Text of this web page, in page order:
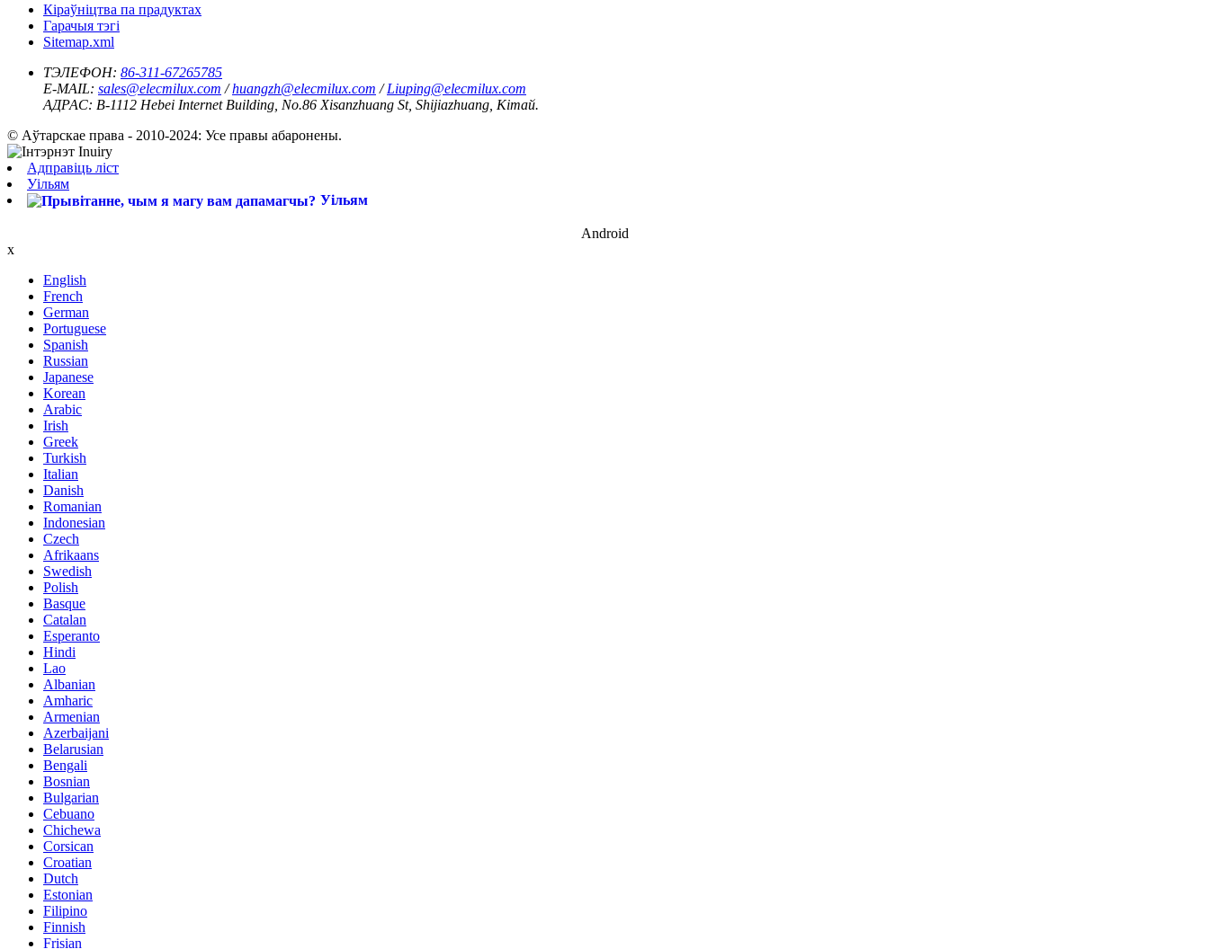
Кіраўніцтва па прадуктах
Гарачыя тэгі
Sitemap.xml
ТЭЛЕФОН: 86-311-67265785
E-MAIL: sales@elecmilux.com /huangzh@elecmilux.com /Liuping@elecmilux.com
АДРАС: B-1112 Hebei Internet Building, No.86 Xisanzhuang St, Shijiazhuang, Кітай.
© Аўтарскае права - 2010-2024: Усе правы абаронены.
Адправіць ліст
Уільям
Уільям
Android
x
English
French
German
Portuguese
Spanish
Russian
Japanese
Korean
Arabic
Irish
Greek
Turkish
Italian
Danish
Romanian
Indonesian
Czech
Afrikaans
Swedish
Polish
Basque
Catalan
Esperanto
Hindi
Lao
Albanian
Amharic
Armenian
Azerbaijani
Belarusian
Bengali
Bosnian
Bulgarian
Cebuano
Chichewa
Corsican
Croatian
Dutch
Estonian
Filipino
Finnish
Frisian